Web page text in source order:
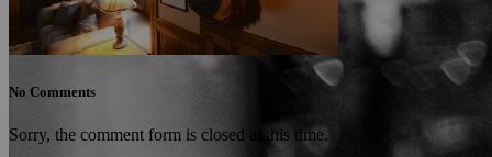
No Comments
Sorry, the comment form is closed at this time.